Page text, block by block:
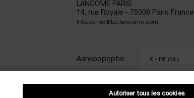
LANCOME PARIS
14, rue Royale - 75008 Paris France
Info.conso@be.lancome.com
Aankoopoptie € - BE (NL)
Autoriser tous les cookies